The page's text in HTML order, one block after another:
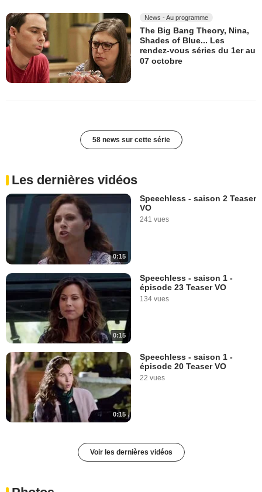
News - Au programme
The Big Bang Theory, Nina,
Shades of Blue... Les
rendez-vous séries du 1er au
07 octobre
58 news sur cette série
Les dernières vidéos
0:15
Speechless - saison 2 Teaser
VO
241 vues
0:15
Speechless - saison 1 -
épisode 23 Teaser VO
134 vues
0:15
Speechless - saison 1 -
épisode 20 Teaser VO
22 vues
Voir les dernières vidéos